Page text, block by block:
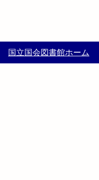
国立国会図書館ホーム